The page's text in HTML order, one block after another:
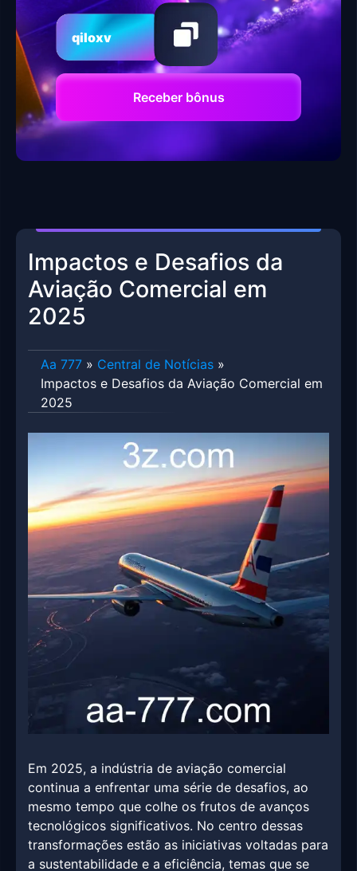
qiloxv
Receber bônus
Impactos e Desafios da
Aviação Comercial em
2025
Aa 777 » Central de Notícias »
Impactos e Desafios da Aviação Comercial em
2025
Em 2025, a indústria de aviação comercial
continua a enfrentar uma série de desafios, ao
mesmo tempo que colhe os frutos de avanços
tecnológicos significativos. No centro dessas
transformações estão as iniciativas voltadas para
a sustentabilidade e a eficiência, temas que se